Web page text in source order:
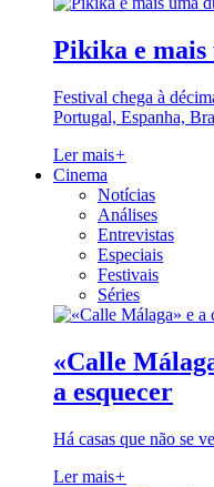
Pikika e
Festival chega à
Portugal, Espanha, Bra
Ler mais+
Cinema
Notícias
Análises
Entrevistas
Especiais
Festivais
Séries
«Calle
a esquecer
Há casas que não se
Ler mais+